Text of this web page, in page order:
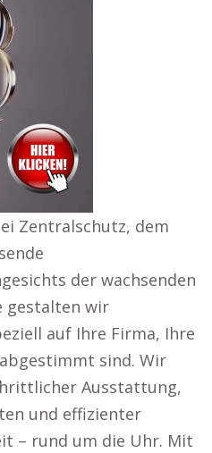
Zentralschutz, dem
der wachsenden
gestalten wir
auf Ihre Firma, Ihre
sind. Wir
Ausstattung,
und effizienter
– rund um die Uhr. Mit